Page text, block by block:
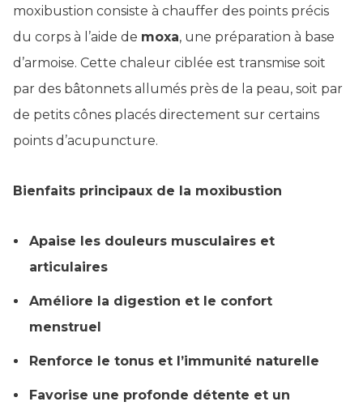
moxibustion consiste à chauffer des points précis
du corps à l’aide de moxa, une préparation à base
d’armoise. Cette chaleur ciblée est transmise soit
par des bâtonnets allumés près de la peau, soit par
de petits cônes placés directement sur certains
points d’acupuncture.
Bienfaits principaux de la moxibustion
Apaise les douleurs musculaires et
articulaires
Améliore la digestion et le confort
menstruel
Renforce le tonus et l’immunité naturelle
Favorise une profonde détente et un